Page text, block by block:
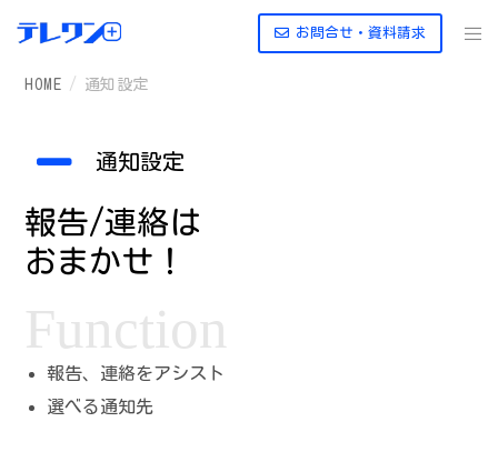
お問合せ・資料請求
HOME 通知設定
通知設定
報告/連絡は
おまかせ！
Function
報告、連絡をアシスト
選べる通知先